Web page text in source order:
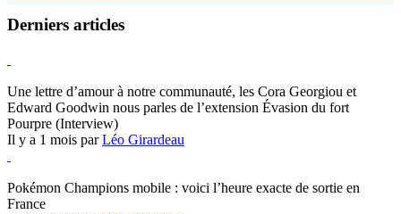
Derniers articles
Une lettre d’amour à notre communauté, les Cora Georgiou et
Edward Goodwin nous parles de l’extension Évasion du fort
Pourpre (Interview)
Il y a 1 mois parLéo Girardeau
Pokémon Champions mobile : voici l’heure exacte de sortie en
France